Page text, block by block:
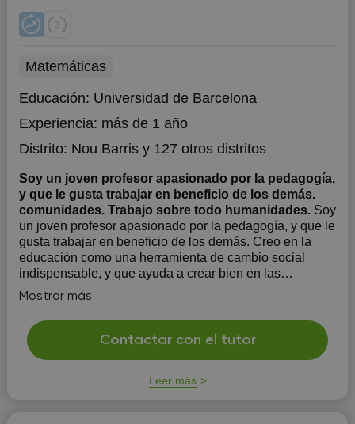
Matemáticas
Educación: Universidad de Barcelona
Experiencia: más de 1 año
Distrito: Nou Barrisy 127 otros distritos
Soy un joven profesor apasionado por la pedagogía,
y que le gusta trabajar en beneficio de los demás.
comunidades. Trabajo sobre todo humanidades. Soy
un joven profesor apasionado por la pedagogía, y que le
gusta trabajar en beneficio de los demás. Creo en la
educación como una herramienta de cambio social
indispensable, y que ayuda a crear bien en las
comunidades. Soy muy abierto con los jóvenes, además
de paciente para poder entender cada al...
Mostrar más
Contactar con el tutor
Leer más